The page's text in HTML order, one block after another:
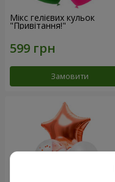
Мікс гелієвих кульок
"Привітання!"
Замовити